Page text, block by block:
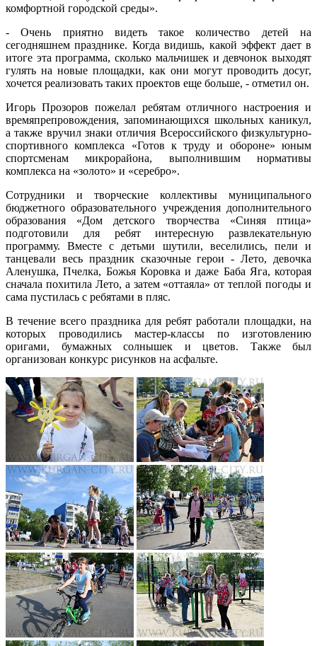
комфортной городской среды».
- Очень приятно видеть такое количество детей на
сегодняшнем празднике. Когда видишь, какой эффект дает в
итоге эта программа, сколько мальчишек и девчонок выходят
гулять на новые площадки, как они могут проводить досуг,
хочется реализовать таких проектов еще больше, - отметил он.
Игорь Прозоров пожелал ребятам отличного настроения и
времяпрепровождения, запоминающихся школьных каникул,
а также вручил знаки отличия Всероссийского физкультурно-
спортивного комплекса «Готов к труду и обороне» юным
спортсменам микрорайона, выполнившим нормативы
комплекса на «золото» и «серебро».
Сотрудники и творческие коллективы муниципального
бюджетного образовательного учреждения дополнительного
образования «Дом детского творчества «Синяя птица»
подготовили для ребят интересную развлекательную
программу. Вместе с детьми шутили, веселились, пели и
танцевали весь праздник сказочные герои - Лето, девочка
Аленушка, Пчелка, Божья Коровка и даже Баба Яга, которая
сначала похитила Лето, а затем «оттаяла» от теплой погоды и
сама пустилась с ребятами в пляс.
В течение всего праздника для ребят работали площадки, на
которых проводились мастер-классы по изготовлению
оригами, бумажных солнышек и цветов. Также был
организован конкурс рисунков на асфальте.